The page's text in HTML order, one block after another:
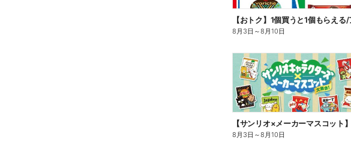
8月3日 ～8月10日
8月3日 ～8月10日